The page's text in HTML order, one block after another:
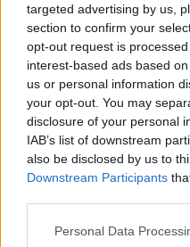
targeted advertising by us,
section to confirm your
opt-out request is
interest-based ads based
us or personal information
your opt-out. You may
disclosure of your personal
IAB’s list of downstream
also be disclosed by us to
Downstream Participants
Please note that this
Personal Data
omaggi o ruoli che
Consistenza: il
simili dell’autore,
differenze?
Linguaggio:
(timbri,
etichette vaghe?
Se almeno quattro
recensione tende a
disclosure, fonti e